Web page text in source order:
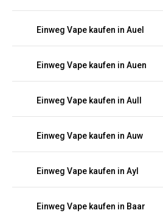
Einweg Vape kaufen in Auel
Einweg Vape kaufen in Auen
Einweg Vape kaufen in Aull
Einweg Vape kaufen in Auw
Einweg Vape kaufen in Ayl
Einweg Vape kaufen in Baar